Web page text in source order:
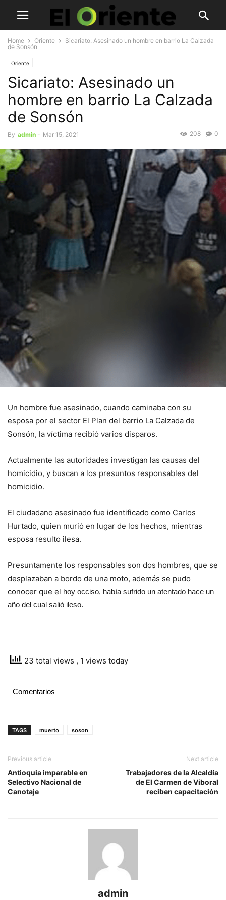
Home Oriente
Sicariato: Asesinado un hombre en barrio La Calzada
de Sonsón
Oriente
Sicariato: Asesinado un
hombre en barrio La Calzada
de Sonsón
By admin - Mar 15, 2021 0
208
Un hombre fue asesinado, cuando caminaba con su
esposa por el sector El Plan del barrio La Calzada de
Sonsón, la víctima recibió varios disparos.
Actualmente las autoridades investigan las causas del
homicidio, y buscan a los presuntos responsables del
homicidio.
El ciudadano asesinado fue identificado como Carlos
Hurtado, quien murió en lugar de los hechos, mientras
esposa resulto ilesa.
Presuntamente los responsables son dos hombres, que se
desplazaban a bordo de una moto, además se pudo
conocer que el hoy occiso, había sufrido un atentado hace un
año del cual salió ileso.
23 total views , 1 views today
Comentarios
TAGS muerto soson
Previous article
Antioquia imparable en
Selectivo Nacional de
Canotaje
Next article
Trabajadores de la Alcaldía
de El Carmen de Viboral
reciben capacitación
admin